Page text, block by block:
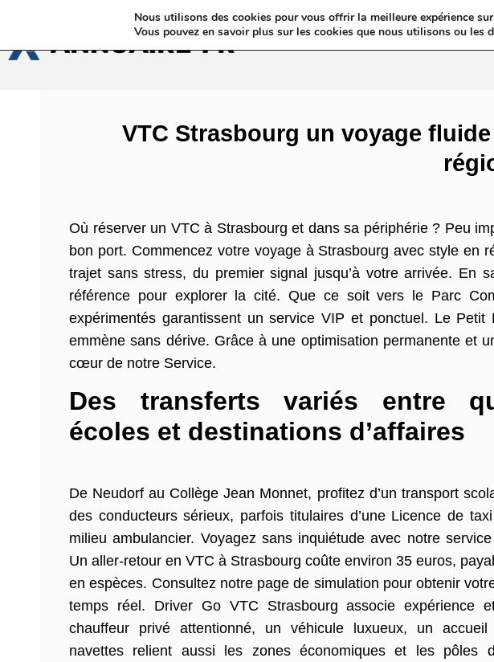
Annuaires & Blogs Web
VTC Strasbourg un voyage
Où réserver un VTC à Strasbourg et dans sa périphérie ? Peu
bon port. Commencez votre voyage à Strasbourg avec style en
trajet sans stress, du premier signal jusqu’à votre arrivée. En
référence pour explorer la cité. Que ce soit vers le Parc
expérimentés garantissent un service VIP et ponctuel. Le
emmène sans dérive. Grâce à une optimisation permanente et
cœur de notre Service.
Des transferts variés entre
écoles et destinations d’affaires
De Neudorf au Collège Jean Monnet, profitez d’un transport
des conducteurs sérieux, parfois titulaires d’une Licence de
milieu ambulancier. Voyagez sans inquiétude avec notre
Un aller-retour en VTC à Strasbourg coûte environ 35 euros,
en espèces. Consultez notre page de simulation pour obtenir
temps réel. Driver Go VTC Strasbourg associe expérience
chauffeur privé attentionné, un véhicule luxueux, un
navettes relient aussi les zones économiques et les pôles
Nous utilisons des cookies pour vous offrir la meilleure expérience
Vous pouvez en savoir plus sur les cookies que nous utilisons ou les